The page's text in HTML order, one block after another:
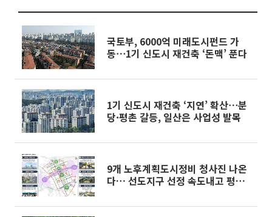
국토부, 6000억 미래도시펀드 가
동⋯1기 신도시 재건축 ‘돈맥’ 푼다
1기 신도시 재건축 ‘지연’ 확산⋯분
당·평촌 갈등, 일산은 사업성 발목
9개 노후계획도시정비 청사진 나온
다… 선도지구 선정 속도내고 평촌